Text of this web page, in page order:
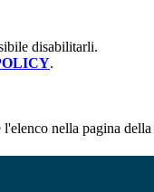
disabilitarli.
.
nella pagina